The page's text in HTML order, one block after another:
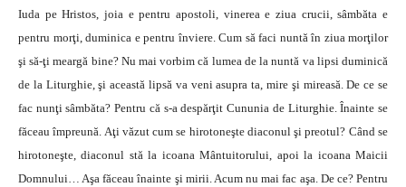
Iuda pe Hristos, joia e pentru apostoli, vinerea e ziua crucii, sâmbăta e
pentru morţi, duminica e pentru înviere. Cum să faci nuntă în ziua morţilor
şi să-ţi meargă bine? Nu mai vorbim că lumea de la nuntă va lipsi duminică
de la Liturghie, şi această lipsă va veni asupra ta, mire şi mireasă. De ce se
fac nunţi sâmbăta? Pentru că s-a despărţit Cununia de Liturghie. Înainte se
făceau împreună. Aţi văzut cum se hirotoneşte diaconul şi preotul? Când se
hirotoneşte, diaconul stă la icoana Mântuitorului, apoi la icoana Maicii
Domnului… Aşa făceau înainte şi mirii. Acum nu mai fac aşa. De ce? Pentru